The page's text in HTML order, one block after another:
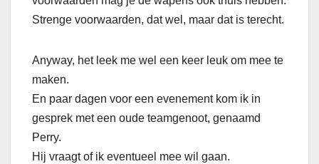
Strenge voorwaarden, dat wel, maar dat is terecht.
Anyway, het leek me wel een keer leuk om mee te
maken.
En paar dagen voor een evenement kom ik in
gesprek met een oude teamgenoot, genaamd
Perry.
Hij vraagt of ik eventueel mee wil gaan.